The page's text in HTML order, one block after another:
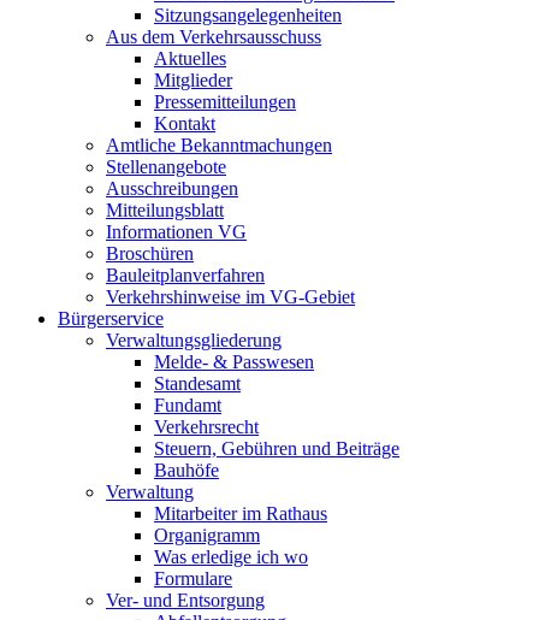
Sitzungsangelegenheiten
Aus dem Verkehrsausschuss
Aktuelles
Mitglieder
Pressemitteilungen
Kontakt
Amtliche Bekanntmachungen
Stellenangebote
Ausschreibungen
Mitteilungsblatt
Informationen VG
Broschüren
Bauleitplanverfahren
Verkehrshinweise im VG-Gebiet
Bürgerservice
Verwaltungsgliederung
Melde- & Passwesen
Standesamt
Fundamt
Verkehrsrecht
Steuern, Gebühren und Beiträge
Bauhöfe
Verwaltung
Mitarbeiter im Rathaus
Organigramm
Was erledige ich wo
Formulare
Ver- und Entsorgung